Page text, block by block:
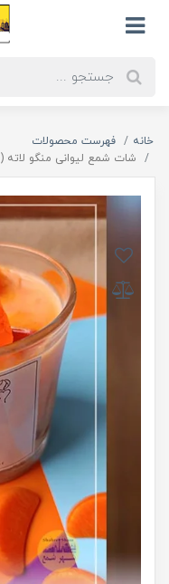
خانه
فهرست محصولات
شات شمع لیوانی منگو لاته (Mango Latte Shot)